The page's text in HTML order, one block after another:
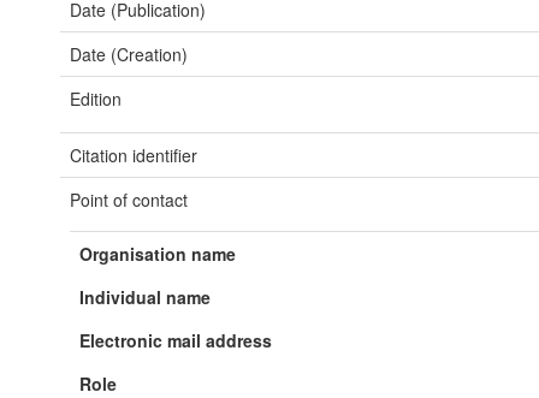
Date (Publication)
Date (Creation)
Edition
Citation identifier
Point of contact
Organisation name
Individual name
Electronic mail address
Role